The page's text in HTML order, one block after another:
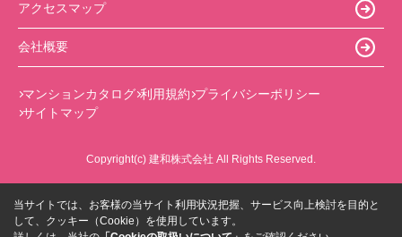
アクセスマップ
会社概要
マンションカタログ 利用規約 プライバシーポリシー
サイトマップ
Copyright(c) 建和株式会社 All Rights Reserved.
当サイトでは、お客様の当サイト利用状況把握、サービス向上検討を目的と
して、クッキー（Cookie）を使用しています。